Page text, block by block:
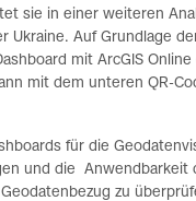
sie in einer weiteren
Ukraine. Auf Grundlage
mit ArcGIS
mit dem unteren QR-
für die
und die Anwendbarkeit
zu